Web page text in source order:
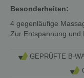
Besonderheiten:
4 gegenläufige
Zur Entspannung und
GEPRÜFTE B-